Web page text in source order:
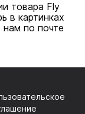
товара Fly
в картинках
по почте